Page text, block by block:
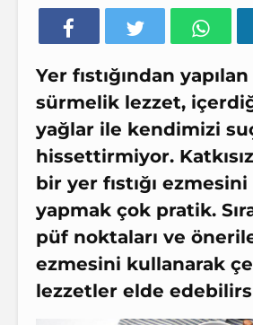
Yer fıstığından
sürmelik lezzet,
yağlar ile kendimizi
hissettirmiyor. Katkısız
bir yer fıstığı
yapmak çok pratik.
püf noktaları ve
ezmesini kullanarak
lezzetler elde